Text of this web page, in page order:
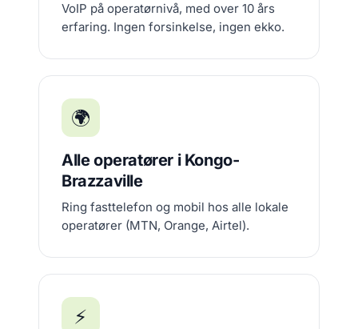
VoIP på operatørnivå, med over 10 års
erfaring. Ingen forsinkelse, ingen ekko.
🌍
Alle operatører i Kongo-
Brazzaville
Ring fasttelefon og mobil hos alle lokale
operatører (MTN, Orange, Airtel).
⚡